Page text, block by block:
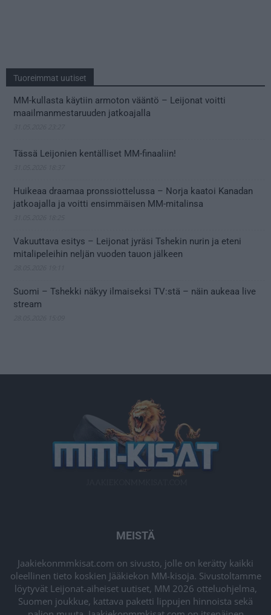
Tuoreimmat uutiset
MM-kullasta käytiin armoton vääntö – Leijonat voitti
maailmanmestaruuden jatkoajalla
Tässä Leijonien kentälliset MM-finaaliin!
Huikeaa draamaa pronssiottelussa – Norja kaatoi Kanadan
jatkoajalla ja voitti ensimmäisen MM-mitalinsa
Vakuuttava esitys – Leijonat jyräsi Tshekin nurin ja eteni
mitalipeleihin neljän vuoden tauon jälkeen
Suomi – Tshekki näkyy ilmaiseksi TV:stä – näin aukeaa live
stream
MEISTÄ
Jaakiekonmmkisat.com on sivusto, jolle on kerätty kaikki
oleellinen tieto koskien Jääkiekon MM-kisoja. Sivustoltamme
löytyvät Leijonat-aiheiset uutiset, MM 2026 otteluohjelma,
Suomen joukkue, kattava paketti lippujen hinnoista sekä